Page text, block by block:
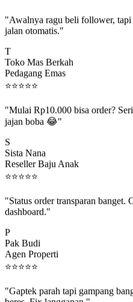
jalan otomatis."
Toko Mas Berkah
Pedagang Emas
⭐⭐⭐⭐⭐
jajan boba 😂"
Sista Nana
Reseller Baju Anak
⭐⭐⭐⭐⭐
dashboard."
Pak Budi
Agen Properti
⭐⭐⭐⭐⭐
beres. Fix langganan."